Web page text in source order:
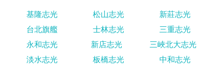
基隆志光 松山志光
新莊志光
台北旗艦
士林志光
三重志光
永和志光
新店志光
三峽北大志光
淡水志光
板橋志光
中和志光